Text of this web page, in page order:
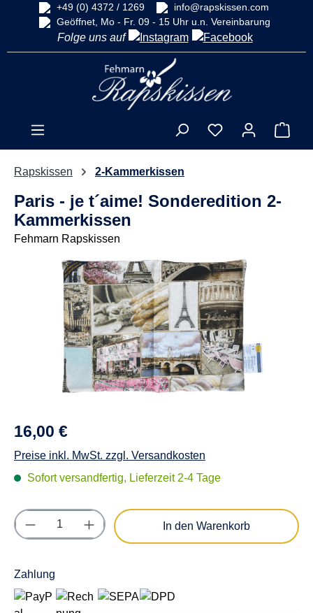
springen
+49 (0) 4372 / 1269
info@rapskissen.com
Geöffnet, Mo - Fr. 09 - 15 Uhr u.n. Vereinbarung
Folge uns auf
Rapskissen 2-Kammerkissen
Paris - je t´aime! Sonderedition 2-
Kammerkissen
Fehmarn Rapskissen
16,00 €
Preise inkl. MwSt. zzgl. Versandkosten
Sofort versandfertig, Lieferzeit 2-4 Tage
Produkt Anzahl: Gib den gewünschten
In den Warenkorb
Zahlung